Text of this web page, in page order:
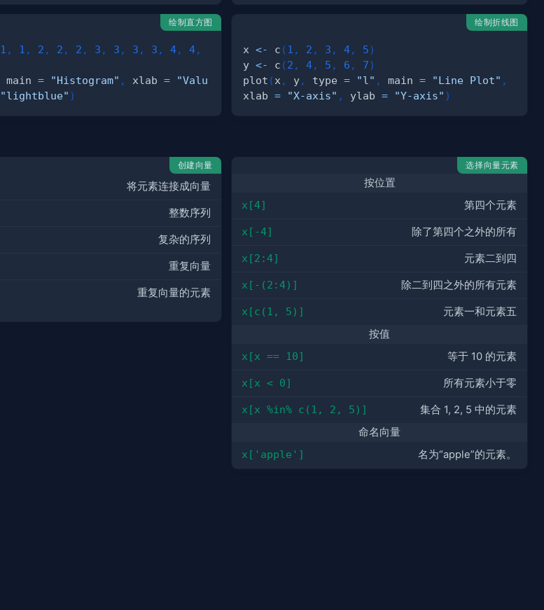
绘制直方图
1 , 1 , 2 , 2 , 2 , 3 , 3 , 3 , 3 , 4, 4,
main = "Histogram" , xlab =
"Valu
"lightblue" )
绘制折线图
x <- c (1 , 2 , 3 , 4, 5)
y <- c (2 , 4, 5 , 6 , 7)
plot (x , y, type = "l" , main = "Line Plot" ,
xlab = "X-axis" , ylab = "Y-axis" )
创建向量
将元素连接成向量
整数序列
复杂的序列
重复向量
重复向量的元素
选择向量元素
按位置
x[4] 第四个元素
x[-4] 除了第四个之外的所有
x[2:4] 元素二到四
x[-(2:4)] 除二到四之外的所有元素
x[c(1, 5)]
元素一和元素五
按值
x[x == 10] 等于 10 的元素
x[x < 0] 所有元素小于零
x[x %in% c(1, 2, 5)]
集合 1, 2, 5 中的元素
命名向量
x['apple'] 名为“apple”的元素。